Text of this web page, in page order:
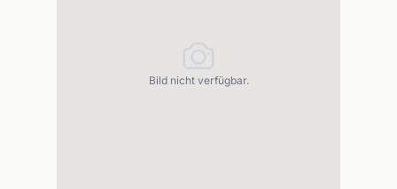
Bild nicht verfügbar.